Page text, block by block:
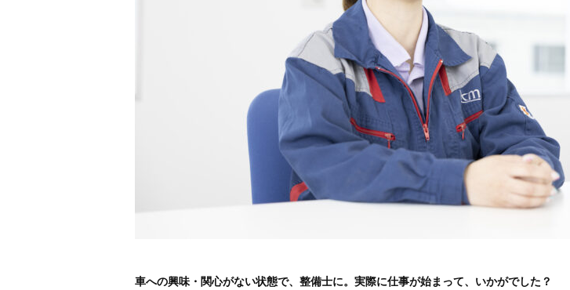
車への興味・関心がない状態で、整備士に。実際に仕事が始まって、いかがでした？